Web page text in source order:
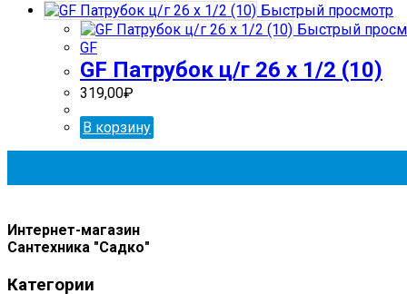
Быстрый просмотр
Быстрый
GF
GF Патрубок ц/г 26 х 1/2 (10)
319,00₽
В корзину
Интернет-магазин
Сантехника "Садко"
Категории